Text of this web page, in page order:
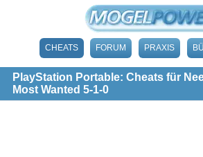
CHEATS FORUM PRAXIS
PlayStation Portable: Cheats für
Most Wanted 5-1-0